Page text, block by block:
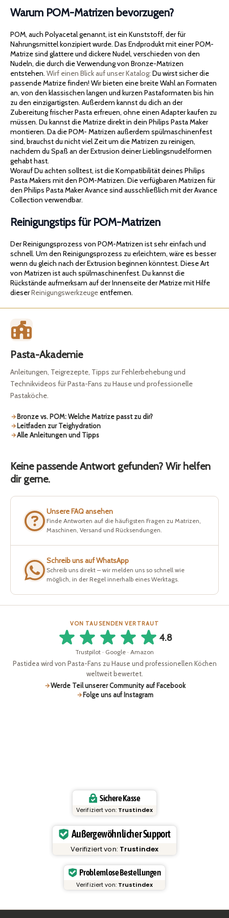
Warum POM-Matrizen bevorzugen?
POM, auch Polyacetal genannt, ist ein Kunststoff, der für
Nahrungsmittel konzipiert wurde. Das Endprodukt mit einer POM-
Matrize sind glattere und dickere Nudel, verschieden von den
Nudeln, die durch die Verwendung von Bronze-Matrizen
entstehen. Wirf einen Blick auf unser Katalog: Du wirst sicher die
passende Matrize finden! Wir bieten eine breite Wahl an Formaten
an, von den klassischen langen und kurzen Pastaformaten bis hin
zu den einzigartigsten. Außerdem kannst du dich an der
Zubereitung frischer Pasta erfreuen, ohne einen Adapter kaufen zu
müssen. Du kannst die Matrize direkt in dein Philips Pasta Maker
montieren. Da die POM- Matrizen außerdem spülmaschinenfest
sind, brauchst du nicht viel Zeit um die Matrizen zu reinigen,
nachdem du Spaß an der Extrusion deiner Lieblingsnudelformen
gehabt hast.
Worauf Du achten solltest, ist die Kompatibilität deines Philips
Pasta Makers mit den POM-Matrizen. Die verfügbaren Matrizen für
den Philips Pasta Maker Avance sind ausschließlich mit der Avance
Collection verwendbar.
Reinigungstips für POM-Matrizen
Der Reinigungsprozess von POM-Matrizen ist sehr einfach und
schnell. Um den Reinigungsprozess zu erleichtern, wäre es besser
wenn du gleich nach der Extrusion beginnen könntest. Diese Art
von Matrizen ist auch spülmaschinenfest. Du kannst die
Rückstände aufmerksam auf der Innenseite der Matrize mit Hilfe
dieserReinigungswerkzeuge entfernen.
Pasta-Akademie
Anleitungen, Teigrezepte, Tipps zur Fehlerbehebung und
Technikvideos für Pasta-Fans zu Hause und professionelle
Pastaköche.
Bronze vs. POM: Welche Matrize passt zu dir?
Leitfaden zur Teighydration
Alle Anleitungen und Tipps
Keine passende Antwort gefunden? Wir helfen
dir gerne.
Unsere FAQ ansehen
Finde Antworten auf die häufigsten Fragen zu Matrizen,
Maschinen, Versand und Rücksendungen.
Schreib uns auf WhatsApp
Schreib uns direkt – wir melden uns so schnell wie
möglich, in der Regel innerhalb eines Werktags.
VON TAUSENDEN VERTRAUT
4.8
Trustpilot · Google · Amazon
Pastidea wird von Pasta-Fans zu Hause und professionellen Köchen
weltweit bewertet.
Werde Teil unserer Community auf Facebook
Folge uns auf Instagram
Sichere Kasse
Verifiziert von: Trustindex
Außergewöhnlicher Support
Verifiziert von: Trustindex
Problemlose Bestellungen
Verifiziert von: Trustindex